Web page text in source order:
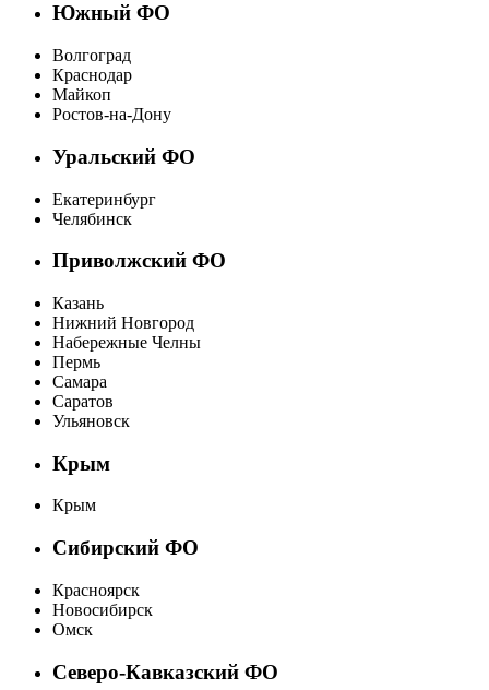
Южный ФО
Волгоград
Краснодар
Майкоп
Ростов-на-Дону
Уральский ФО
Екатеринбург
Челябинск
Приволжский ФО
Казань
Нижний Новгород
Набережные Челны
Пермь
Самара
Саратов
Ульяновск
Крым
Крым
Сибирский ФО
Красноярск
Новосибирск
Омск
Северо-Кавказский ФО